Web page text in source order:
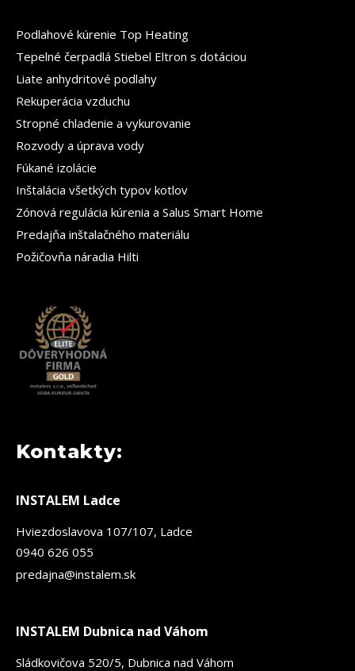
Podlahové kúrenie Top Heating
Tepelné čerpadlá Stiebel Eltron s dotáciou
Liate anhydritové podlahy
Rekuperácia vzduchu
Stropné chladenie a vykurovanie
Rozvody a úprava vody
Fúkané izolácie
Inštalácia všetkých typov kotlov
Zónová regulácia kúrenia a Salus Smart Home
Predajňa inštalačného materiálu
Požičovňa náradia Hilti
Kontakty:
INSTALEM Ladce
Hviezdoslavova 107/107, Ladce
0940 626 055
predajna@instalem.sk
INSTALEM Dubnica nad Váhom
Sládkovičova 520/5, Dubnica nad Váhom